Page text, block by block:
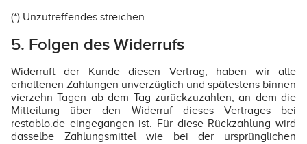
(*) Unzutreffendes streichen.
5. Folgen des Widerrufs
Widerruft der Kunde diesen Vertrag, haben wir alle
erhaltenen Zahlungen unverzüglich und spätestens binnen
vierzehn Tagen ab dem Tag zurückzuzahlen, an dem die
Mitteilung über den Widerruf dieses Vertrages bei
restablo.de eingegangen ist. Für diese Rückzahlung wird
dasselbe Zahlungsmittel wie bei der ursprünglichen